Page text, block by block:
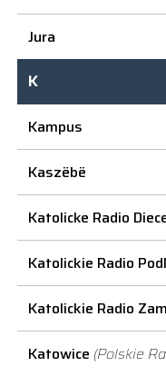
Jura
K
Kampus
Kaszëbë
Katolicke Radio
Katolickie Radio
Katolickie Radio
Katowice (Polskie